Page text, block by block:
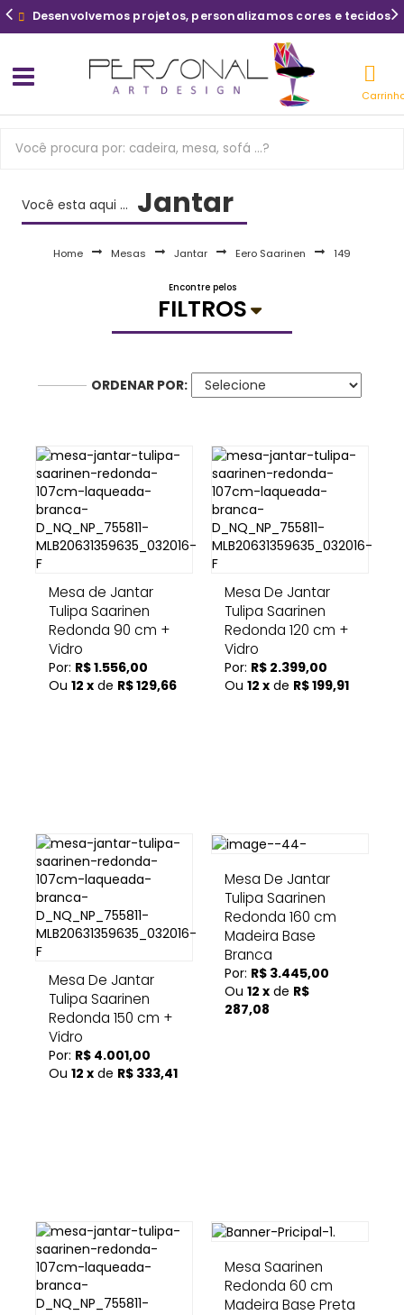
Desenvolvemos projetos, personalizamos cores e tecidos
Você esta aqui ... Jantar
Home Mesas Jantar Eero Saarinen 149
Encontre pelos
FILTROS
ORDENAR POR:
Mesa de Jantar
Tulipa Saarinen
Redonda 90 cm +
Vidro
Por: R$ 1.556,00
Ou 12 x de R$ 129,66
Mesa De Jantar
Tulipa Saarinen
Redonda 120 cm +
Vidro
Por: R$ 2.399,00
Ou 12 x de R$ 199,91
Mesa De Jantar
Tulipa Saarinen
Redonda 150 cm +
Vidro
Por: R$ 4.001,00
Ou 12 x de R$ 333,41
Mesa De Jantar
Tulipa Saarinen
Redonda 160 cm
Madeira Base
Branca
Por: R$ 3.445,00
Ou 12 x de R$
287,08
Mesa Saarinen
Redonda 60 cm
Madeira Base Preta